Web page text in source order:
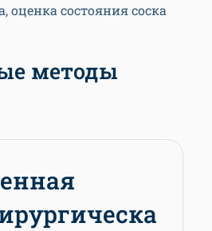
оценка состояния соска
методы